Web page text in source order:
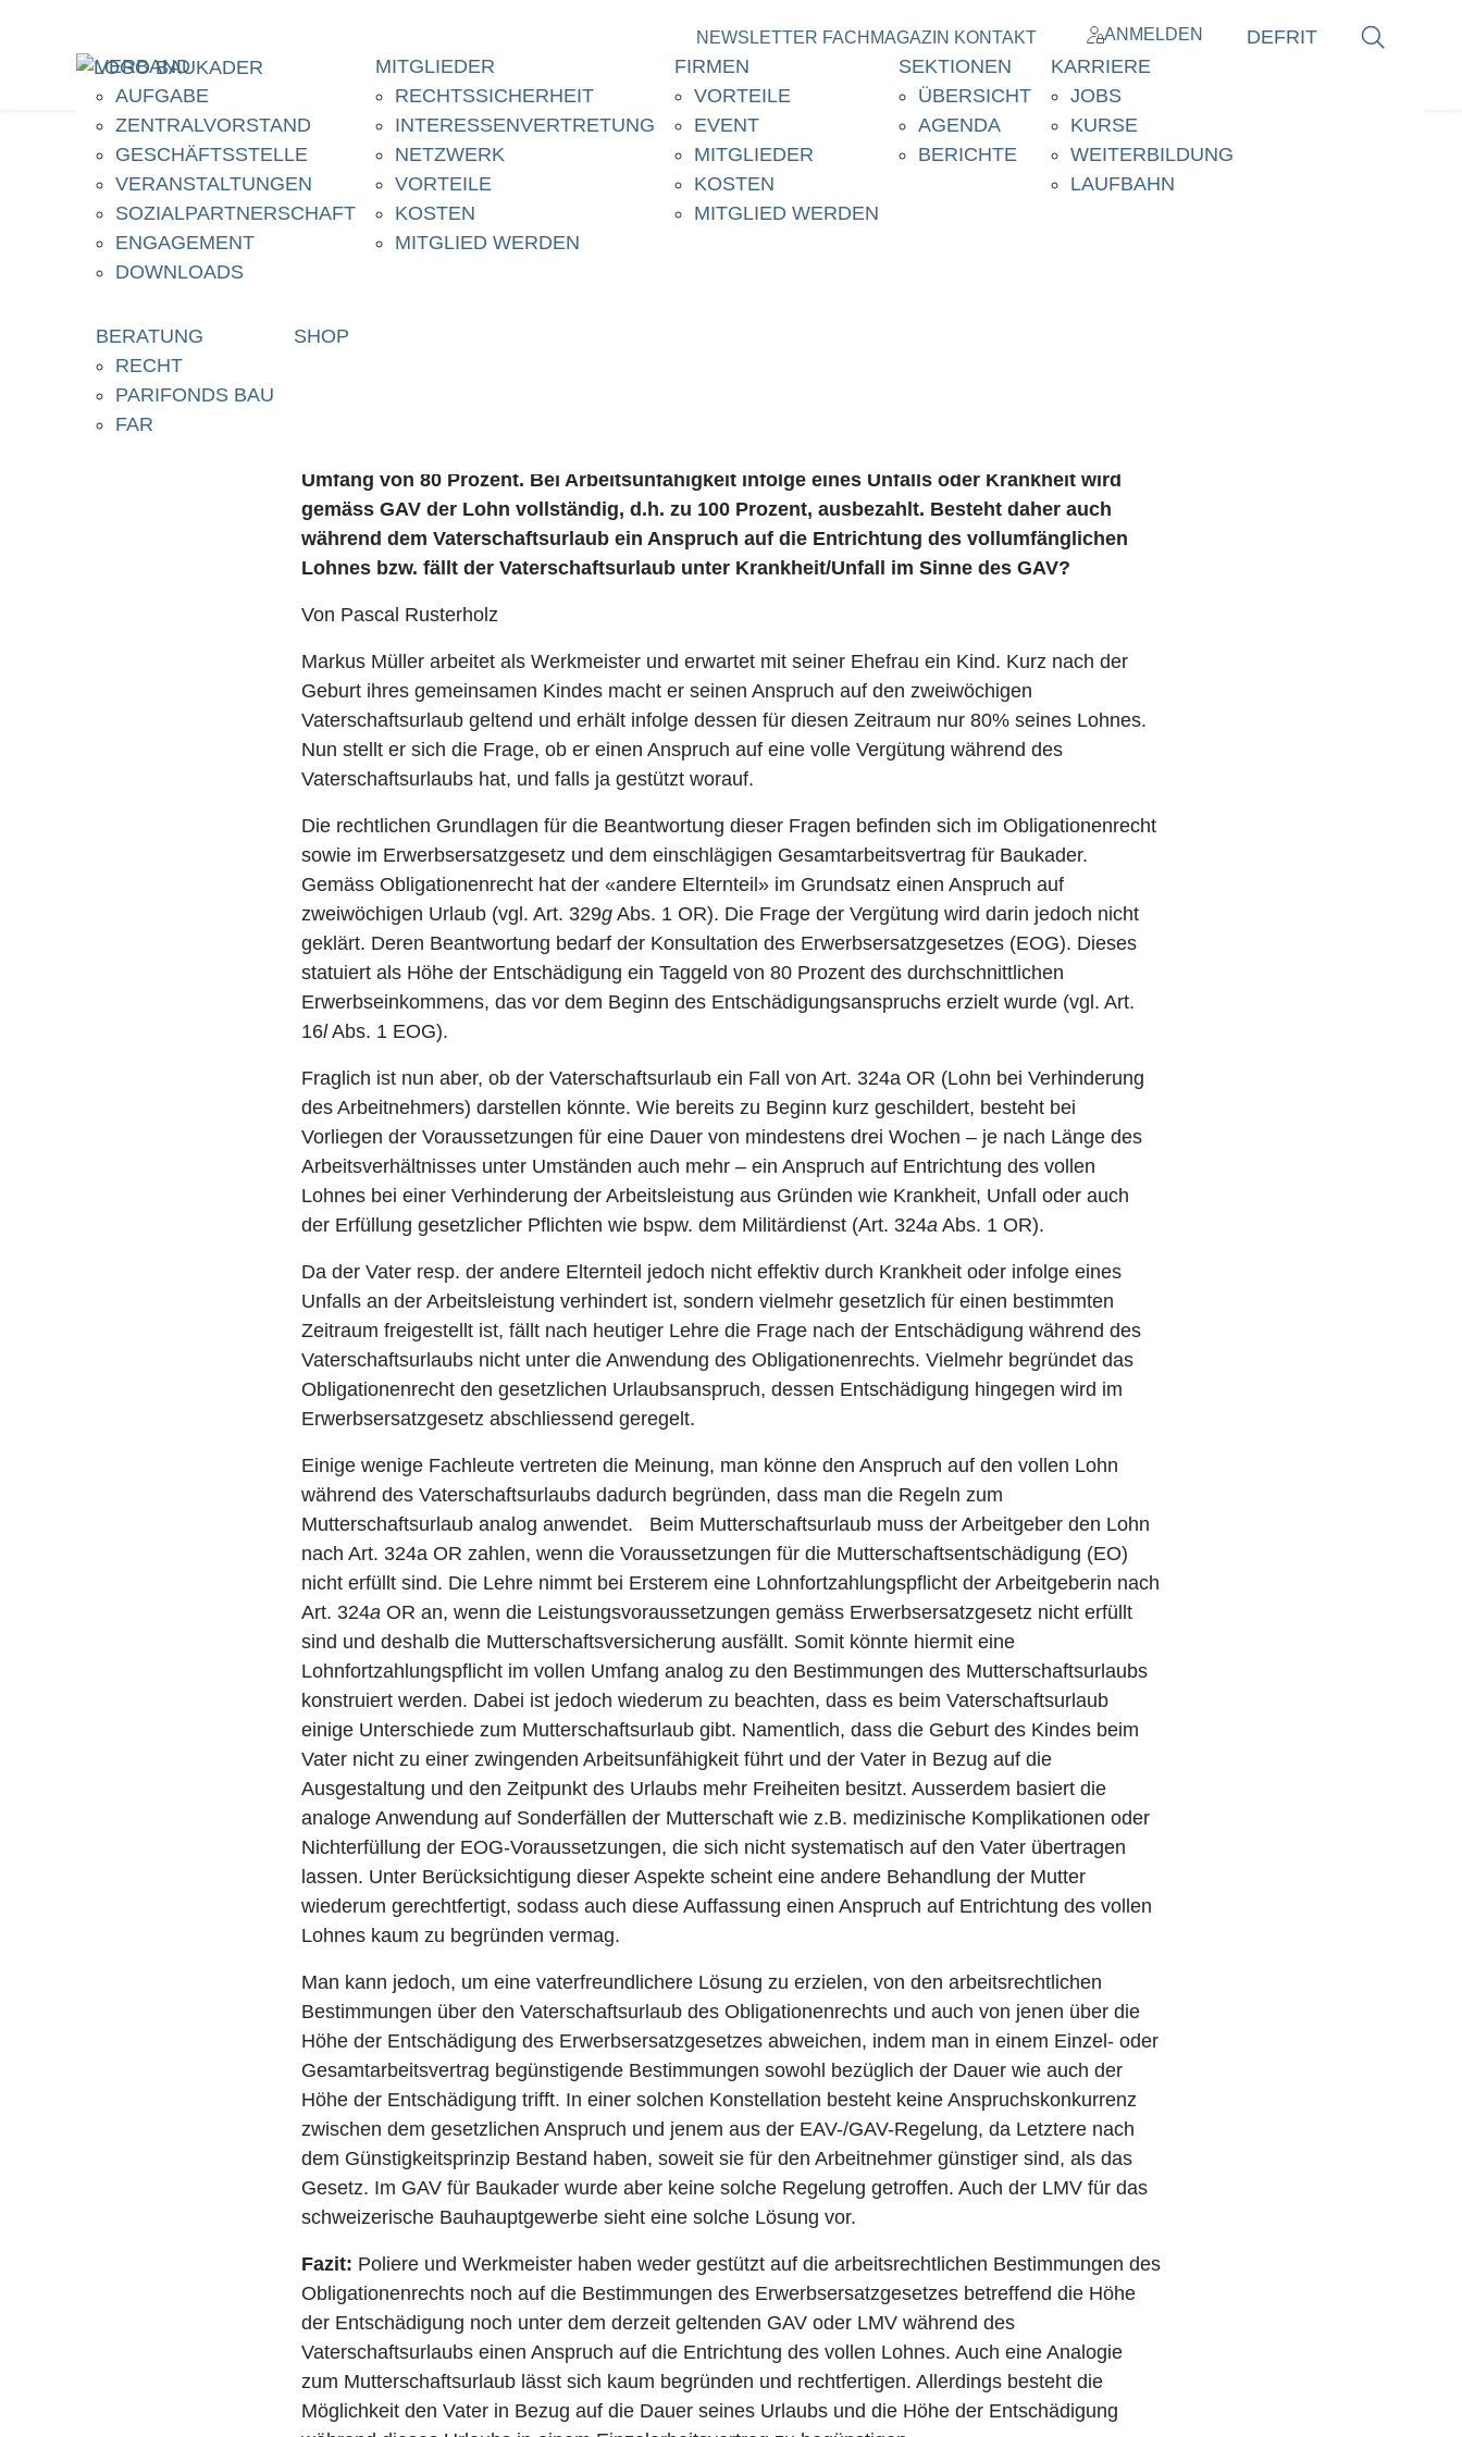
NEWSLETTER FACHMAGAZIN KONTAKT ANMELDEN DEFRIT
VERBAND
AUFGABE
ZENTRALVORSTAND
GESCHÄFTSSTELLE
VERANSTALTUNGEN
SOZIALPARTNERSCHAFT
ENGAGEMENT
DOWNLOADS
MITGLIEDER
RECHTSSICHERHEIT
INTERESSENVERTRETUNG
NETZWERK
VORTEILE
KOSTEN
MITGLIED WERDEN
FIRMEN
VORTEILE
EVENT
MITGLIEDER
KOSTEN
MITGLIED WERDEN
SEKTIONEN
ÜBERSICHT
AGENDA
BERICHTE
KARRIERE
JOBS
KURSE
WEITERBILDUNG
LAUFBAHN
BERATUNG
RECHT
PARIFONDS BAU
FAR
SHOP
17. Dezember 2025
Vaterschaftsentschädigung: In welchem
Umfang von 80 Prozent. Bei Arbeitsunfähigkeit infolge eines Unfalls oder Krankheit wird
gemäss GAV der Lohn vollständig, d.h. zu 100 Prozent, ausbezahlt. Besteht daher auch
während dem Vaterschaftsurlaub ein Anspruch auf die Entrichtung des vollumfänglichen
Lohnes bzw. fällt der Vaterschaftsurlaub unter Krankheit/Unfall im Sinne des GAV?
Von Pascal Rusterholz
Markus Müller arbeitet als Werkmeister und erwartet mit seiner Ehefrau ein Kind. Kurz nach der
Geburt ihres gemeinsamen Kindes macht er seinen Anspruch auf den zweiwöchigen
Vaterschaftsurlaub geltend und erhält infolge dessen für diesen Zeitraum nur 80% seines Lohnes.
Nun stellt er sich die Frage, ob er einen Anspruch auf eine volle Vergütung während des
Vaterschaftsurlaubs hat, und falls ja gestützt worauf.
Die rechtlichen Grundlagen für die Beantwortung dieser Fragen befinden sich im Obligationenrecht
sowie im Erwerbsersatzgesetz und dem einschlägigen Gesamtarbeitsvertrag für Baukader.
Gemäss Obligationenrecht hat der «andere Elternteil» im Grundsatz einen Anspruch auf
zweiwöchigen Urlaub (vgl. Art. 329gAbs. 1 OR). Die Frage der Vergütung wird darin jedoch nicht
geklärt. Deren Beantwortung bedarf der Konsultation des Erwerbsersatzgesetzes (EOG). Dieses
statuiert als Höhe der Entschädigung ein Taggeld von 80 Prozent des durchschnittlichen
Erwerbseinkommens, das vor dem Beginn des Entschädigungsanspruchs erzielt wurde (vgl. Art.
16lAbs. 1 EOG).
Fraglich ist nun aber, ob der Vaterschaftsurlaub ein Fall von Art. 324a OR (Lohn bei Verhinderung
des Arbeitnehmers) darstellen könnte. Wie bereits zu Beginn kurz geschildert, besteht bei
Vorliegen der Voraussetzungen für eine Dauer von mindestens drei Wochen – je nach Länge des
Arbeitsverhältnisses unter Umständen auch mehr – ein Anspruch auf Entrichtung des vollen
Lohnes bei einer Verhinderung der Arbeitsleistung aus Gründen wie Krankheit, Unfall oder auch
der Erfüllung gesetzlicher Pflichten wie bspw. dem Militärdienst (Art. 324a Abs. 1 OR).
Da der Vater resp. der andere Elternteil jedoch nicht effektiv durch Krankheit oder infolge eines
Unfalls an der Arbeitsleistung verhindert ist, sondern vielmehr gesetzlich für einen bestimmten
Zeitraum freigestellt ist, fällt nach heutiger Lehre die Frage nach der Entschädigung während des
Vaterschaftsurlaubs nicht unter die Anwendung des Obligationenrechts. Vielmehr begründet das
Obligationenrecht den gesetzlichen Urlaubsanspruch, dessen Entschädigung hingegen wird im
Erwerbsersatzgesetz abschliessend geregelt.
Einige wenige Fachleute vertreten die Meinung, man könne den Anspruch auf den vollen Lohn
während des Vaterschaftsurlaubs dadurch begründen, dass man die Regeln zum
Mutterschaftsurlaub analog anwendet. Beim Mutterschaftsurlaub muss der Arbeitgeber den Lohn
nach Art. 324a OR zahlen, wenn die Voraussetzungen für die Mutterschaftsentschädigung (EO)
nicht erfüllt sind. Die Lehre nimmt bei Ersterem eine Lohnfortzahlungspflicht der Arbeitgeberin nach
Art. 324a OR an, wenn die Leistungsvoraussetzungen gemäss Erwerbsersatzgesetz nicht erfüllt
sind und deshalb die Mutterschaftsversicherung ausfällt. Somit könnte hiermit eine
Lohnfortzahlungspflicht im vollen Umfang analog zu den Bestimmungen des Mutterschaftsurlaubs
konstruiert werden. Dabei ist jedoch wiederum zu beachten, dass es beim Vaterschaftsurlaub
einige Unterschiede zum Mutterschaftsurlaub gibt. Namentlich, dass die Geburt des Kindes beim
Vater nicht zu einer zwingenden Arbeitsunfähigkeit führt und der Vater in Bezug auf die
Ausgestaltung und den Zeitpunkt des Urlaubs mehr Freiheiten besitzt. Ausserdem basiert die
analoge Anwendung auf Sonderfällen der Mutterschaft wie z.B. medizinische Komplikationen oder
Nichterfüllung der EOG-Voraussetzungen, die sich nicht systematisch auf den Vater übertragen
lassen. Unter Berücksichtigung dieser Aspekte scheint eine andere Behandlung der Mutter
wiederum gerechtfertigt, sodass auch diese Auffassung einen Anspruch auf Entrichtung des vollen
Lohnes kaum zu begründen vermag.
Man kann jedoch, um eine vaterfreundlichere Lösung zu erzielen, von den arbeitsrechtlichen
Bestimmungen über den Vaterschaftsurlaub des Obligationenrechts und auch von jenen über die
Höhe der Entschädigung des Erwerbsersatzgesetzes abweichen, indem man in einem Einzel- oder
Gesamtarbeitsvertrag begünstigende Bestimmungen sowohl bezüglich der Dauer wie auch der
Höhe der Entschädigung trifft. In einer solchen Konstellation besteht keine Anspruchskonkurrenz
zwischen dem gesetzlichen Anspruch und jenem aus der EAV-/GAV-Regelung, da Letztere nach
dem Günstigkeitsprinzip Bestand haben, soweit sie für den Arbeitnehmer günstiger sind, als das
Gesetz. Im GAV für Baukader wurde aber keine solche Regelung getroffen. Auch der LMV für das
schweizerische Bauhauptgewerbe sieht eine solche Lösung vor.
Fazit: Poliere und Werkmeister haben weder gestützt auf die arbeitsrechtlichen Bestimmungen des
Obligationenrechts noch auf die Bestimmungen des Erwerbsersatzgesetzes betreffend die Höhe
der Entschädigung noch unter dem derzeit geltenden GAV oder LMV während des
Vaterschaftsurlaubs einen Anspruch auf die Entrichtung des vollen Lohnes. Auch eine Analogie
zum Mutterschaftsurlaub lässt sich kaum begründen und rechtfertigen. Allerdings besteht die
Möglichkeit den Vater in Bezug auf die Dauer seines Urlaubs und die Höhe der Entschädigung